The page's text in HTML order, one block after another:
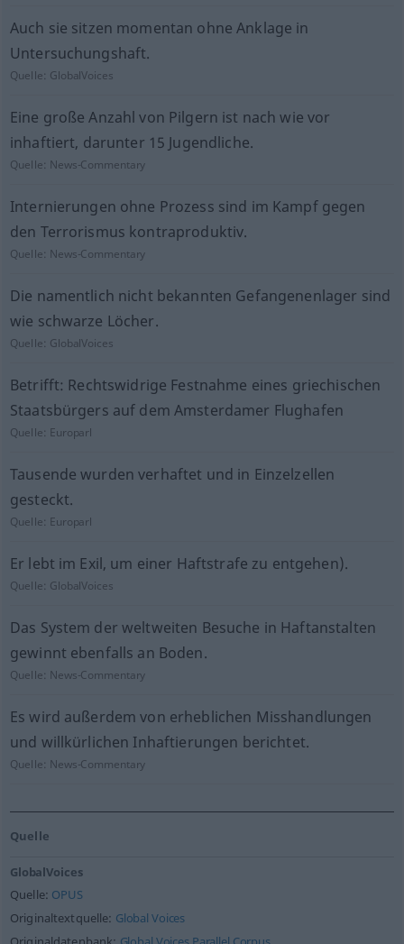
Auch sie sitzen momentan ohne Anklage in
Untersuchungshaft.
Quelle: GlobalVoices
Eine große Anzahl von Pilgern ist nach wie vor
inhaftiert, darunter 15 Jugendliche.
Quelle: News-Commentary
Internierungen ohne Prozess sind im Kampf gegen
den Terrorismus kontraproduktiv.
Quelle: News-Commentary
Die namentlich nicht bekannten Gefangenenlager sind
wie schwarze Löcher.
Quelle: GlobalVoices
Betrifft: Rechtswidrige Festnahme eines griechischen
Staatsbürgers auf dem Amsterdamer Flughafen
Quelle: Europarl
Tausende wurden verhaftet und in Einzelzellen
gesteckt.
Quelle: Europarl
Er lebt im Exil, um einer Haftstrafe zu entgehen).
Quelle: GlobalVoices
Das System der weltweiten Besuche in Haftanstalten
gewinnt ebenfalls an Boden.
Quelle: News-Commentary
Es wird außerdem von erheblichen Misshandlungen
und willkürlichen Inhaftierungen berichtet.
Quelle: News-Commentary
Quelle
GlobalVoices
Quelle: OPUS
Originaltextquelle: Global Voices